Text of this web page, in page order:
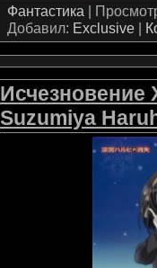
Фантастика |
Добавил: Exclusive |
Исчезновение
Suzumiya